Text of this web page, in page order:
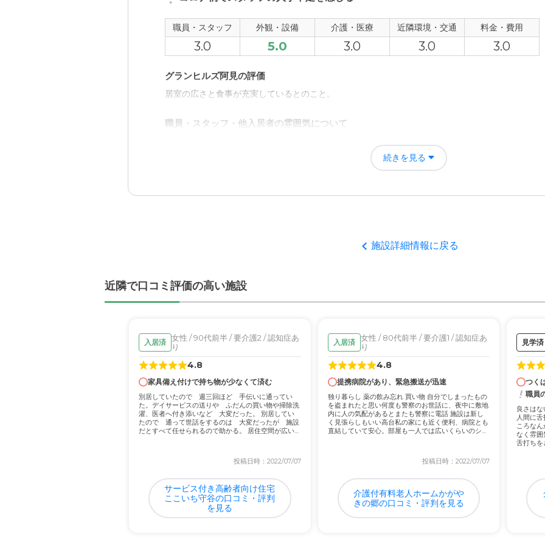
料金費用について
二十万円を少しオーバーするくらいなので、まぁまぁなのではないか。 この施設にしてはそれに見
職員・スタッフ 外観・設備 介護・医療 近隣環境・交通 料金・費用
3.0 5.0 3.0 3.0 3.0
グランヒルズ阿見の評価
居室の広さと食事が充実しているとのこと。
職員・スタッフ・他入居者の雰囲気について
近隣環境や交通アクセスについて
まあ、お値段相応との印象は感じるところではある。
続きを見る
施設詳細情報に戻る
近隣で口コミ評価の高い施設
入居済 女性 / 90代前半 / 要介護2 / 認知症あ
り
4.8
家具備え付けで持ち物が少なくて済む
別居していたので 週三回ほど 手伝いに通ってい
た。デイサービスの送りや ふだんの買い物や掃除洗
濯、医者へ付き添いなど 大変だった。 別居してい
たので 通って世話をするのは 大変だったが 施設
だとすべて任せられるので助かる。 居住空間が広い
投稿日時：2022/07/07
サービス付き高齢者向け住宅
ここいち守谷の口コミ・評判
を見る
入居済 女性 / 80代前半 / 要介護1 / 認知症あ
り
4.8
提携病院があり、緊急搬送が迅速
独り暮らし 薬の飲み忘れ 買い物 自分でしまったもの
を盗まれたと思い何度も警察のお世話に、夜中に敷地
内に人の気配があるとまたも警察に電話 施設は新し
く見張らしもいい高台私の家にも近く便利、病院とも
直結していて安心。部屋も一人では広いくらいのシ
投稿日時：2022/07/07
介護付有料老人ホームかがや
きの郷の口コミ・評判を見る
見学済
つく
職員
良さは
人間に
ころな
なく雰
舌打ちを